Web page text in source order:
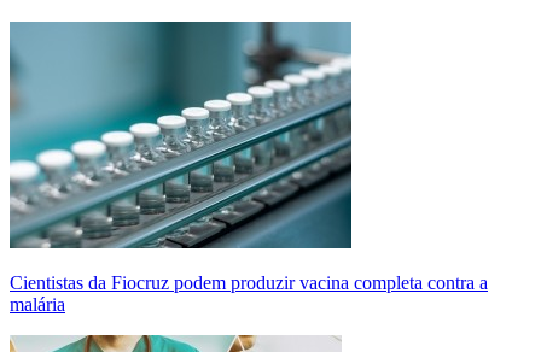
Cientistas da Fiocruz podem produzir vacina completa contra a
malária